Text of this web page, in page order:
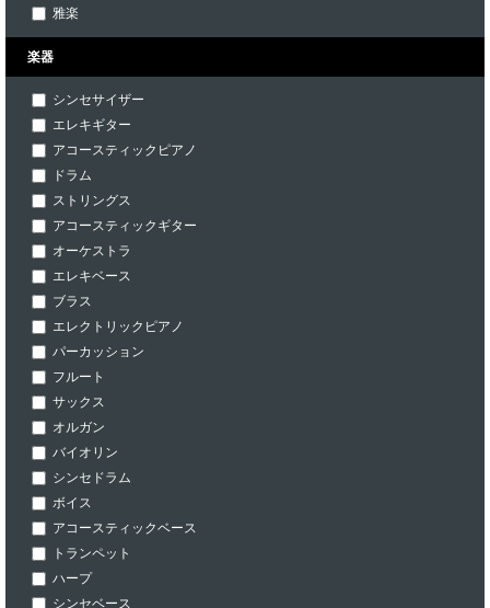
雅楽
楽器
シンセサイザー
エレキギター
アコースティックピアノ
ドラム
ストリングス
アコースティックギター
オーケストラ
エレキベース
ブラス
エレクトリックピアノ
パーカッション
フルート
サックス
オルガン
バイオリン
シンセドラム
ボイス
アコースティックベース
トランペット
ハープ
シンセベース